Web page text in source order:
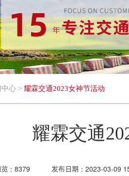
中心 > 耀霖交通2023女神节活动
耀霖交通
： 8379 发布日期：2023-03-09